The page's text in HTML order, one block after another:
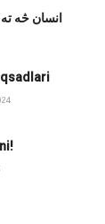
انسان څه